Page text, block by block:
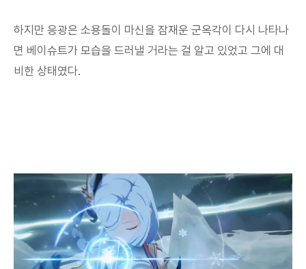
하지만 응광은 소용돌이 마신을 잠재운 군옥각이 다시 나타나
면 베이슈트가 모습을 드러낼 거라는 걸 알고 있었고 그에 대
비한 상태였다.